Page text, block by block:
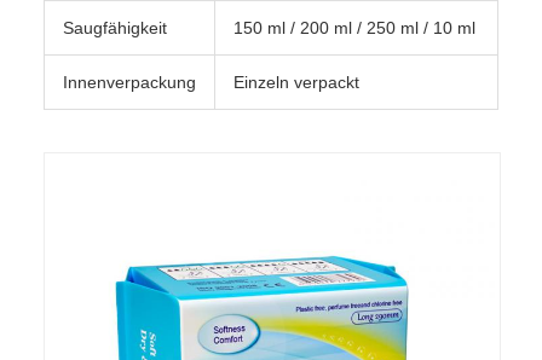
Saugfähigkeit 150 ml / 200 ml / 250 ml / 10 ml
Innenverpackung Einzeln verpackt